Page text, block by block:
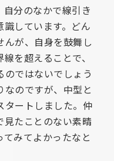
分のなかで線引き
しています。どん
んが、自身を鼓舞し
を超えることで、
ではないでしょう
のですが、中型と
タートしました。仲
見たことのない素晴
みてよかったなと